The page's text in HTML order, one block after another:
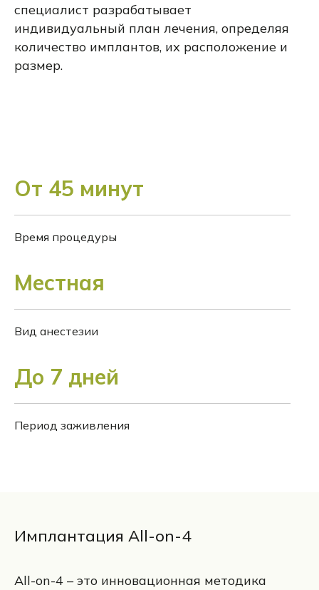
специалист разрабатывает
индивидуальный план лечения, определяя
количество имплантов, их расположение и
размер.
От 45 минут
Время процедуры
Местная
Вид анестезии
До 7 дней
Период заживления
Имплантация All-on-4
All-on-4 – это инновационная методика